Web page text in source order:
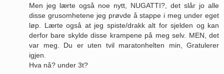
Men jeg lærte også noe nytt, NUGATTI?, det slår jo alle
disse grusomhetene jeg prøvde å stappe i meg under eget
løp. Lærte også at jeg spiste/drakk alt for sjelden og kan
derfor bare skylde disse krampene på meg selv. MEN, det
var meg. Du er uten tvil maratonhelten min, Gratulerer
igjen.
Hva nå? under 3t?